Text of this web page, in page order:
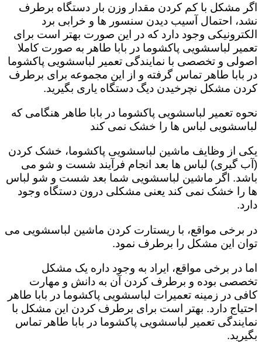
اگر مشکل با کم کردن مقدار وزن بار دستگاه برطرف
نشد، احتمال آسیب دیدن سنسور ها و خرابی برد
الکترونیکی وجود دارد که در این صورت بهتر است برای
تعمیر لباسشویی پاکشوما در بابا طاهر به صورت کاملا
اصولی و تخصصی با نمایندگی تعمیر لباسشویی پاکشوما
در بابا طاهر تماس گرفته و از این مجموعه برای برطرف
کردن مشکل نچرخیدن دیگ دستگاه یاری بگیرید.
نحوه تعمیر لباسشویی پاکشوما در بابا طاهر هنگامی که
لباسشویی لباس ها را خشک نمی کند
یکی از وظایف ماشین لباسشویی پاکشوما، خشک کردن
(آب گیری) لباس ها بعد انجام فرآیند شست و شو می
باشد. اگر ماشین لباسشویی شما بعد شست و شو لباس
ها را خشک نمی کند یعنی مشکلی درون دستگاه وجود
دارد.
در برخی مواقع، با ریستارت کردن ماشین لباسشویی می
توان این مشکل را برطرف نمود.
اما در برخی مواقع، ایراد به وجود داره یک مشکل
تخصصی بوده و برطرف کردن آن به دانش و مهارت
کافی در زمینه تعمیرات لباسشویی پاکشوما در بابا طاهر
احتیاج دارد. بهتر است برای برطرف کردن این مشکل با
نمایندگی تعمیر لباسشویی پاکشوما در بابا طاهر تماس
بگیرید.